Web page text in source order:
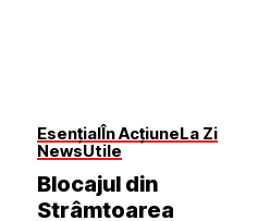
EsențialÎn AcțiuneLa Zi
NewsUtile
Blocajul din
Strâmtoarea